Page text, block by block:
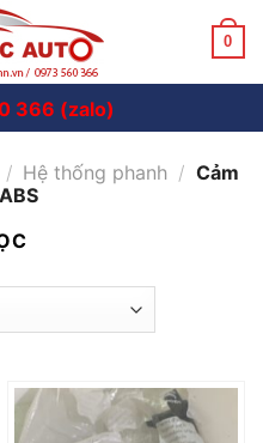
0
366 (zalo)
/ Hệ thống phanh / Cảm